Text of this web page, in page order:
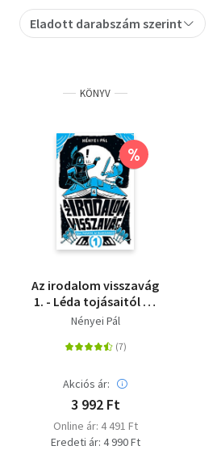
Művészet
Szótár, nyelvkönyv
Társadalomtudomány
Természettudomány
Történelem
Eladott darabszám szerint
KÖNYV
%
Az irodalom visszavág
1. - Léda tojásaitól az
Aranyszamárig
Nényei Pál
Akciós ár:
3 992 Ft
Online ár: 4 491 Ft
Eredeti ár: 4 990 Ft